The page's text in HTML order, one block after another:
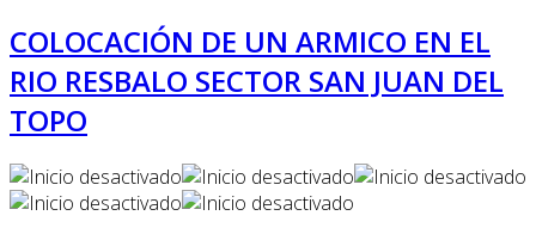
COLOCACIÓN DE UN ARMICO EN EL
RIO RESBALO SECTOR SAN JUAN DEL
TOPO